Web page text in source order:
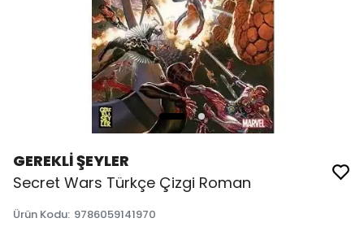
GEREKLİ ŞEYLER
Secret Wars Türkçe Çizgi Roman
Ürün Kodu: 9786059141970